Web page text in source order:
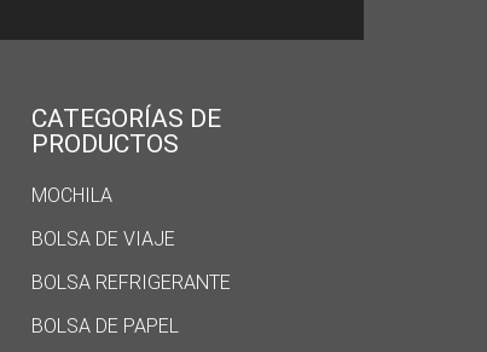
CATEGORÍAS DE
PRODUCTOS
MOCHILA
BOLSA DE VIAJE
BOLSA REFRIGERANTE
BOLSA DE PAPEL